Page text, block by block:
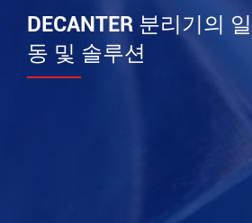
DECANTER 분리기의
동 및 솔루션